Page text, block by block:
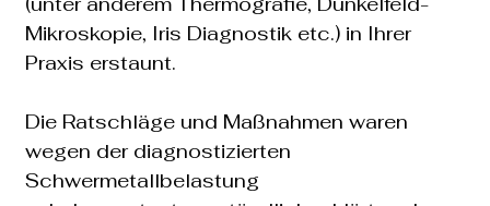
Mikroskopie, Iris Diagnostik etc.) in Ihrer
Praxis erstaunt.
Die Ratschläge und Maßnahmen waren
wegen der diagnostizierten
Schwermetallbelastung